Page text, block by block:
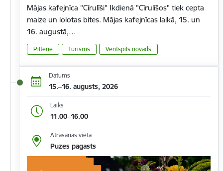
Mājas kafejnīca "Cīrulīši" Ikdienā "Cīrulīšos" tiek cepta
maize un lolotas bites. Mājas kafejnīcas laikā, 15. un
16. augustā,…
Piltene Tūrisms Ventspils novads
Datums
15.–16. augusts, 2026
Laiks
11.00–16.00
Atrašanās vieta
Puzes pagasts